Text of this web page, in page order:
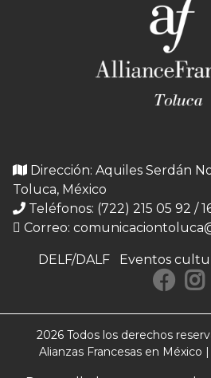
Dirección: Aquiles Serdán
Toluca, México
Teléfonos: (722) 215 05 92 /
Correo:
DELF/DALF Eventos
2026 Todos los derechos
Alianzas Francesas en México |